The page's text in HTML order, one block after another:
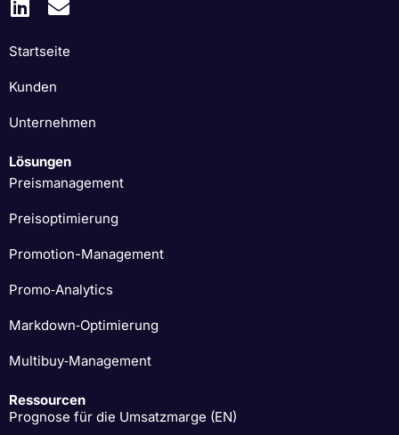
Startseite
Kunden
Unternehmen
Lösungen
Preismanagement
Preisoptimierung
Promotion-Management
Promo‑Analytics
Markdown‑Optimierung
Multibuy‑Management
Ressourcen
Prognose für die Umsatzmarge (EN)